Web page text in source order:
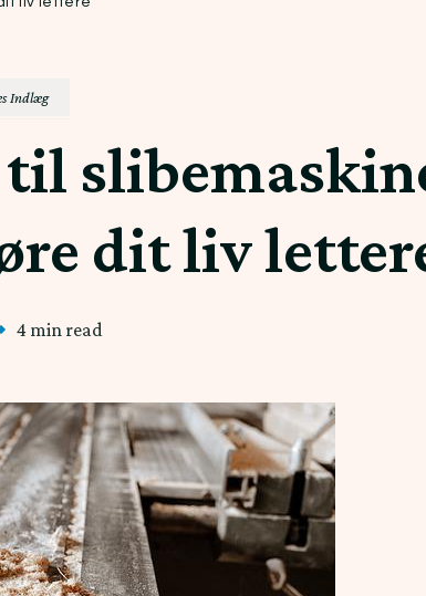
Indlæg
dit liv
4 min read